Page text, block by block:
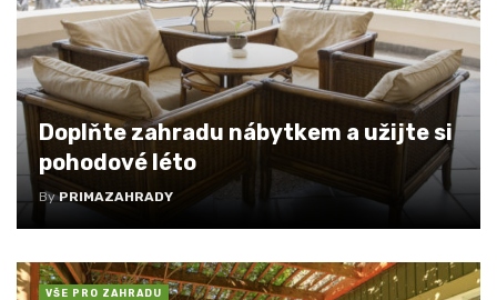
Doplňte zahradu nábytkem a užijte si
pohodové léto
ByPRIMAZAHRADY
VŠE PRO ZAHRADU